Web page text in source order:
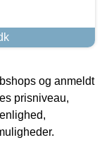
og anmeldt
prisniveau,